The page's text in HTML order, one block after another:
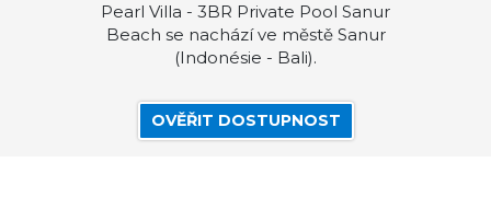
Pearl Villa - 3BR Private Pool Sanur
Beach se nachází ve městě Sanur
(Indonésie - Bali).
OVĚŘIT DOSTUPNOST